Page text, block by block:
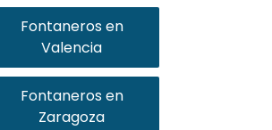
Fontaneros en
Valencia
Fontaneros en
Zaragoza